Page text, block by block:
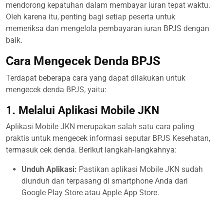
mendorong kepatuhan dalam membayar iuran tepat waktu.
Oleh karena itu, penting bagi setiap peserta untuk
memeriksa dan mengelola pembayaran iuran BPJS dengan
baik.
Cara Mengecek Denda BPJS
Terdapat beberapa cara yang dapat dilakukan untuk
mengecek denda BPJS, yaitu:
1. Melalui Aplikasi Mobile JKN
Aplikasi Mobile JKN merupakan salah satu cara paling
praktis untuk mengecek informasi seputar BPJS Kesehatan,
termasuk cek denda. Berikut langkah-langkahnya:
Unduh Aplikasi: Pastikan aplikasi Mobile JKN sudah
diunduh dan terpasang di smartphone Anda dari
Google Play Store atau Apple App Store.